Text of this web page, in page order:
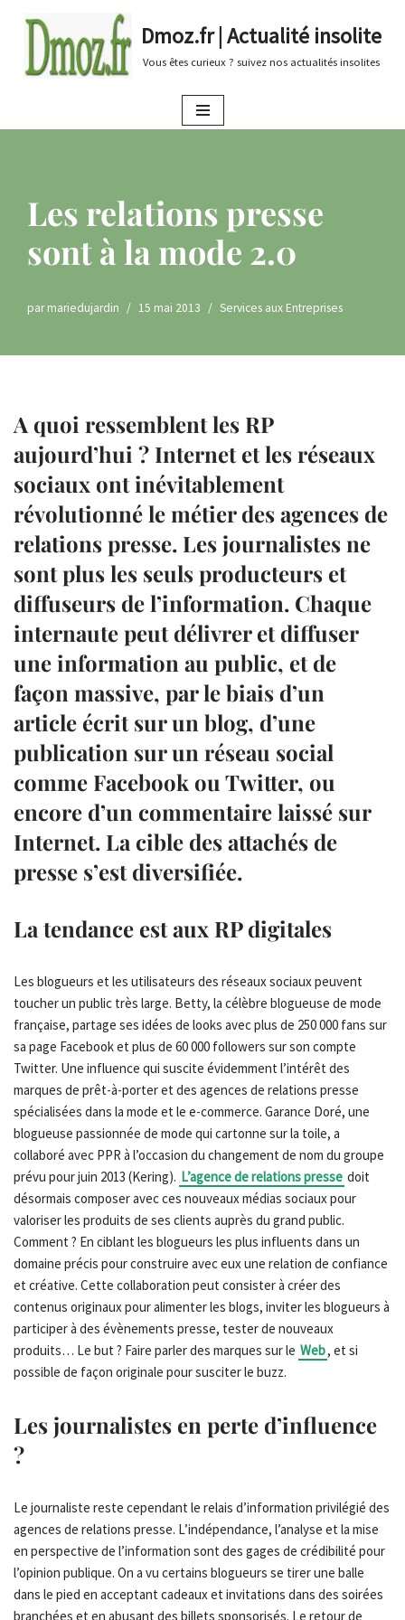
au
Dmoz.fr | Actualité insolite
Vous êtes curieux ? suivez nos actualités insolites
Les relations presse
sont à la mode 2.0
parmariedujardin 15 mai 2013 Services aux Entreprises
A quoi ressemblent les RP
aujourd’hui ? Internet et les réseaux
sociaux ont inévitablement
révolutionné le métier des agences de
relations presse. Les journalistes ne
sont plus les seuls producteurs et
diffuseurs de l’information. Chaque
internaute peut délivrer et diffuser
une information au public, et de
façon massive, par le biais d’un
article écrit sur un blog, d’une
publication sur un réseau social
comme Facebook ou Twitter, ou
encore d’un commentaire laissé sur
Internet. La cible des attachés de
presse s’est diversifiée.
La tendance est aux RP digitales
Les blogueurs et les utilisateurs des réseaux sociaux peuvent
toucher un public très large. Betty, la célèbre blogueuse de mode
française, partage ses idées de looks avec plus de 250 000 fans sur
sa page Facebook et plus de 60 000 followers sur son compte
Twitter. Une influence qui suscite évidemment l’intérêt des
marques de prêt-à-porter et des agences de relations presse
spécialisées dans la mode et le e-commerce. Garance Doré, une
blogueuse passionnée de mode qui cartonne sur la toile, a
collaboré avec PPR à l’occasion du changement de nom du groupe
prévu pour juin 2013 (Kering). L’agence de relations presse doit
désormais composer avec ces nouveaux médias sociaux pour
valoriser les produits de ses clients auprès du grand public.
Comment ? En ciblant les blogueurs les plus influents dans un
domaine précis pour construire avec eux une relation de confiance
et créative. Cette collaboration peut consister à créer des
contenus originaux pour alimenter les blogs, inviter les blogueurs à
participer à des évènements presse, tester de nouveaux
produits… Le but ? Faire parler des marques sur le Web, et si
possible de façon originale pour susciter le buzz.
Les journalistes en perte d’influence
?
Le journaliste reste cependant le relais d’information privilégié des
agences de relations presse. L’indépendance, l’analyse et la mise
en perspective de l’information sont des gages de crédibilité pour
l’opinion publique. On a vu certains blogueurs se tirer une balle
dans le pied en acceptant cadeaux et invitations dans des soirées
branchées et en abusant des billets sponsorisés. Le retour de